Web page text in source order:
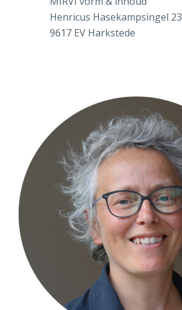
Henricus Hasekampsingel 23
9617 EV Harkstede